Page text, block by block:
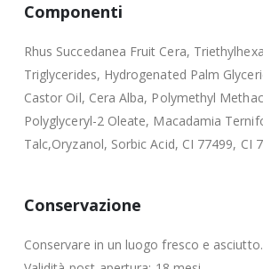
Componenti
Rhus Succedanea Fruit Cera,
Triglycerides, Hydrogenated Palm
Castor Oil, Cera Alba, Polymethyl
Polyglyceryl-2 Oleate, Macadamia
Talc,Oryzanol, Sorbic Acid, CI 77499, CI
Conservazione
Conservare in un luogo fresco e asciutto.